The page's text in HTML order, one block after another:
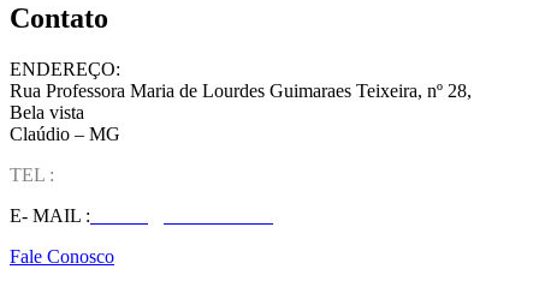
Contato
ENDEREÇO:
Rua Professora Maria de Lourdes Guimaraes Teixeira, nº 28,
Bela vista
Claúdio – MG
TEL :
E- MAIL :
Fale Conosco